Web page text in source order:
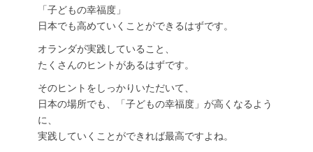
「子どもの幸福度」
日本でも高めていくことができるはずです。
オランダが実践していること、
たくさんのヒントがあるはずです。
そのヒントをしっかりいただいて、
日本の場所でも、「子どもの幸福度」が高くなるよう
に、
実践していくことができれば最高ですよね。